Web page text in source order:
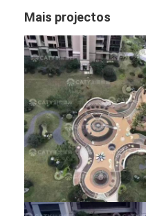
Casa
Produtos
Vídeos
Mais projectos